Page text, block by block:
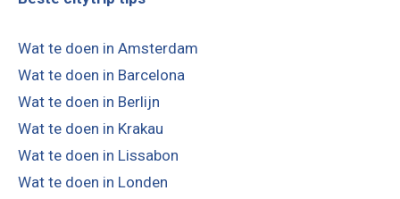
Wat te doen in Amsterdam
Wat te doen in Barcelona
Wat te doen in Berlijn
Wat te doen in Krakau
Wat te doen in Lissabon
Wat te doen in Londen